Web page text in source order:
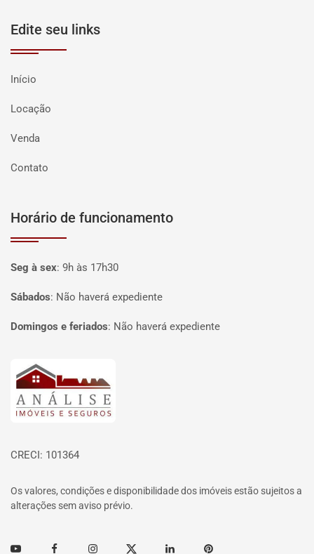
Edite seu links
Início
Locação
Venda
Contato
Horário de funcionamento
Seg à sex: 9h às 17h30
Sábados: Não haverá expediente
Domingos e feriados: Não haverá expediente
Página inicial
CRECI: 101364
Os valores, condições e disponibilidade dos imóveis estão sujeitos a
alterações sem aviso prévio.
Youtube FacebookInstagramTwitter Linkedin Pinterest